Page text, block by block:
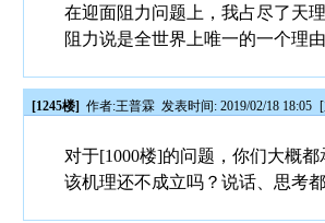
在迎面阻力问题上，我占尽了天
阻力说是全世界上唯一的一个理
[1245楼] 作者:王普霖 发表时间: 2019/02/18 18:05 [
对于[1000楼]的问题，你们大概
该机理还不成立吗？说话、思考都